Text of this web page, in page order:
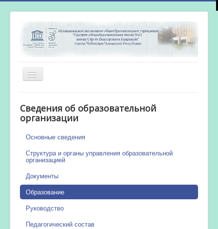
Включить/
выключить
Новости
Сведения об образовательной
организации
Основные сведения
Структура и органы управления образовательной
организацией
Документы
Образование
Руководство
Педагогический состав